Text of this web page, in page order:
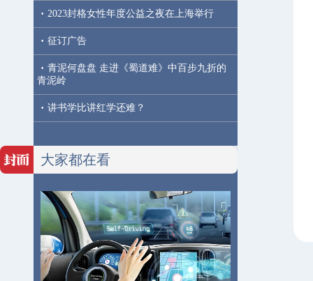
· 2023封格女性年度公益之夜在上海举行
· 征订广告
· 青泥何盘盘 走进《蜀道难》中百步九折的
青泥岭
· 讲书学比讲红学还难？
大家都在看